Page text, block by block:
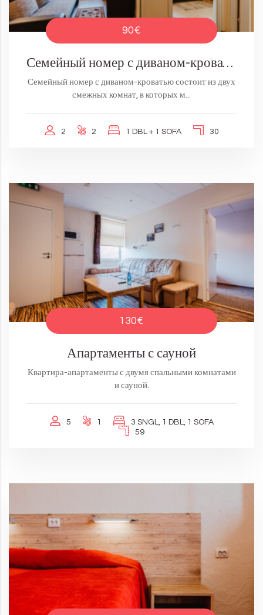
90€
Семейный номер с диваном-кроватью
Семейный номер с диваном-кроватью состоит из двух
смежных комнат, в которых м...
2 2 1 DBL + 1 SOFA 30
130€
Апартаменты с сауной
Квартира-апартаменты с двумя спальными комнатами
и сауной.
5 1
3 SNGL, 1 DBL, 1 SOFA
59